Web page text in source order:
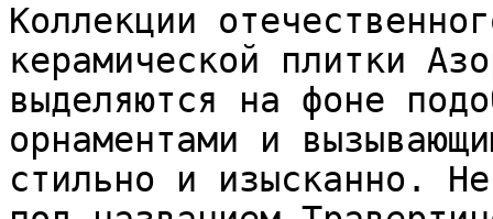
Коллекции
керамической плитки
выделяются на фоне
орнаментами и
стильно и изысканно.